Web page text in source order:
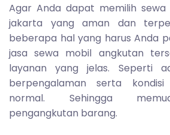
Agar Anda dapat memilih
jakarta yang aman dan
beberapa hal yang harus Anda
jasa sewa mobil angkutan
layanan yang jelas. Seperti
berpengalaman serta
normal. Sehingga
pengangkutan barang.